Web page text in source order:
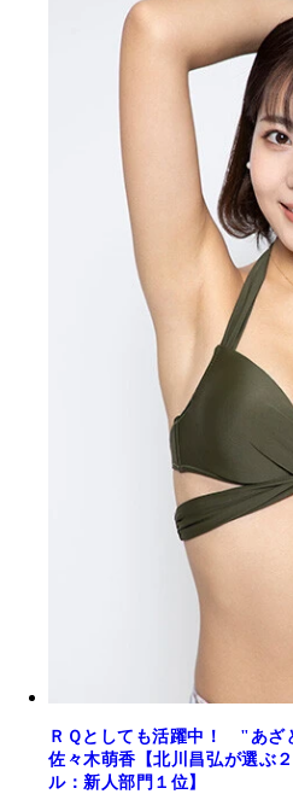
ＲＱとしても活躍中！ "あざ
佐々木萌香【北川昌弘が選ぶ
ル：新人部門１位】